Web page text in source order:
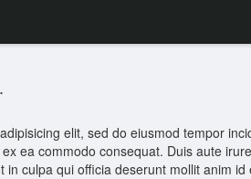
elit, sed do eiusmod tempor
ea commodo consequat. Duis aute
culpa qui officia deserunt mollit anim id